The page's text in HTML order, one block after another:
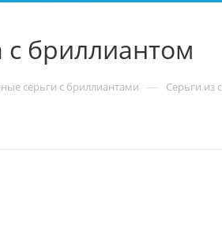
с бриллиантом
серьги с бриллиантами — Серьги из